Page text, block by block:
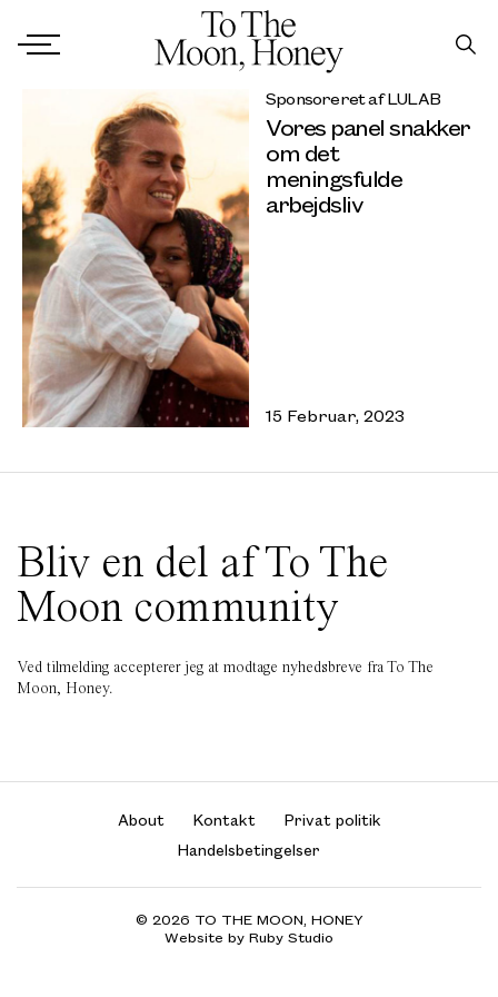
Sponsoreret af LULAB
Vores panel snakker
om det
meningsfulde
arbejdsliv
15 Februar, 2023
Bliv en del af To The
Moon community
Ved tilmelding accepterer jeg at modtage nyhedsbreve fra To The
Moon, Honey.
About Kontakt
Privat politik
Handelsbetingelser
© 2026 TO THE MOON, HONEY
Website by Ruby Studio